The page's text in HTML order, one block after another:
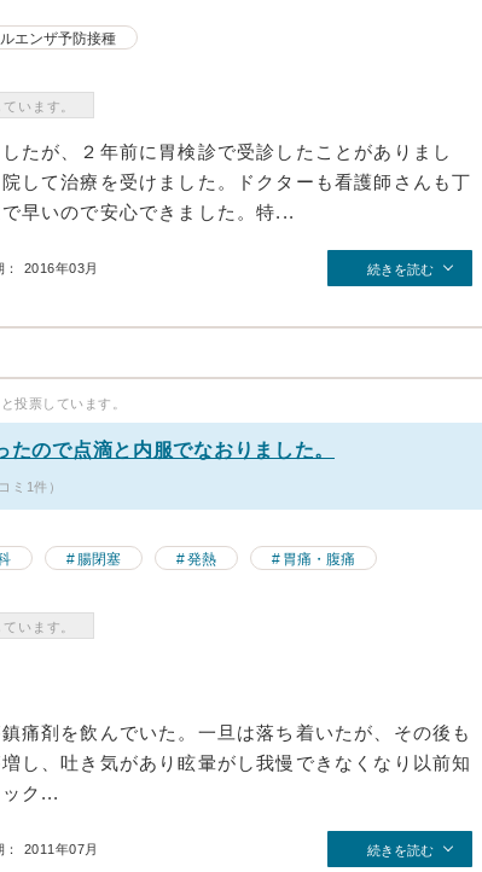
エンザ予防接種
います。
たが、２年前に胃検診で受診したことがありまし
して治療を受けました。ドクターも看護師さんも丁
早いので安心できました。特...
： 2016年03月 続きを読む
投票しています。
ので点滴と内服でなおりました。
ミ1件）
腸閉塞 発熱 胃痛・腹痛
います。
痛剤を飲んでいた。一旦は落ち着いたが、その後も
し、吐き気があり眩暈がし我慢できなくなり以前知
ク...
： 2011年07月 続きを読む